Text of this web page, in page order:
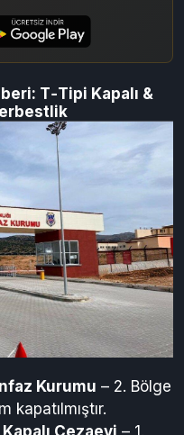
T‑Tipi Kapalı &
Kurumu – 2. Bölge
kapatılmıştır.
Kapalı Cezaevi – 1.